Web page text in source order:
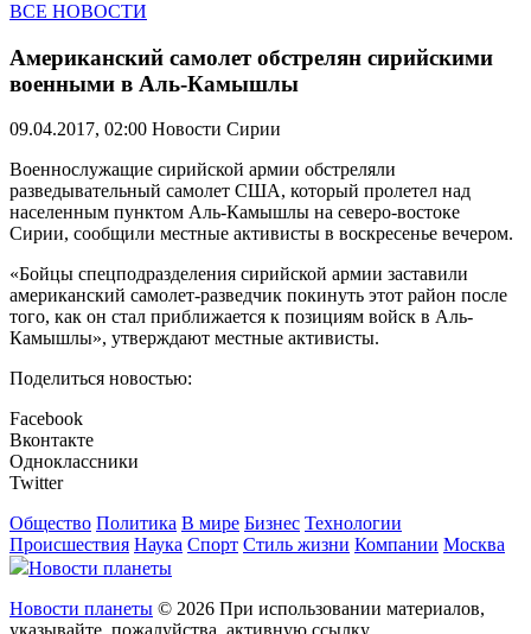
ВСЕ НОВОСТИ
Американский самолет обстрелян сирийскими
военными в Аль-Камышлы
09.04.2017, 02:00 Новости Сирии
Военнослужащие сирийской армии обстреляли
разведывательный самолет США, который пролетел над
населенным пунктом Аль-Камышлы на северо-востоке
Сирии, сообщили местные активисты в воскресенье вечером.
«Бойцы спецподразделения сирийской армии заставили
американский самолет-разведчик покинуть этот район после
того, как он стал приближается к позициям войск в Аль-
Камышлы», утверждают местные активисты.
Поделиться новостью:
Facebook
Вконтакте
Одноклассники
Twitter
Общество Политика В мире Бизнес Технологии
Происшествия Наука Спорт Стиль жизни Компании Москва
Новости планеты
Новости планеты © 2026 При использовании материалов,